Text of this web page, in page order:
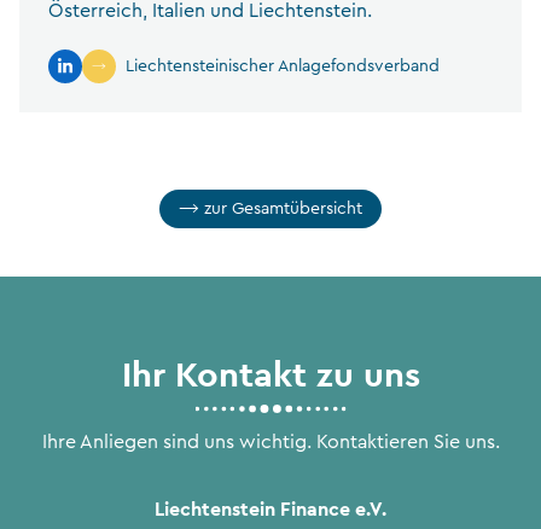
Österreich, Italien und Liechtenstein.
Liechtensteinischer Anlagefondsverband
zur Gesamtübersicht
Ihr Kontakt zu uns
Ihre Anliegen sind uns wichtig. Kontaktieren Sie uns.
Liechtenstein Finance e.V.